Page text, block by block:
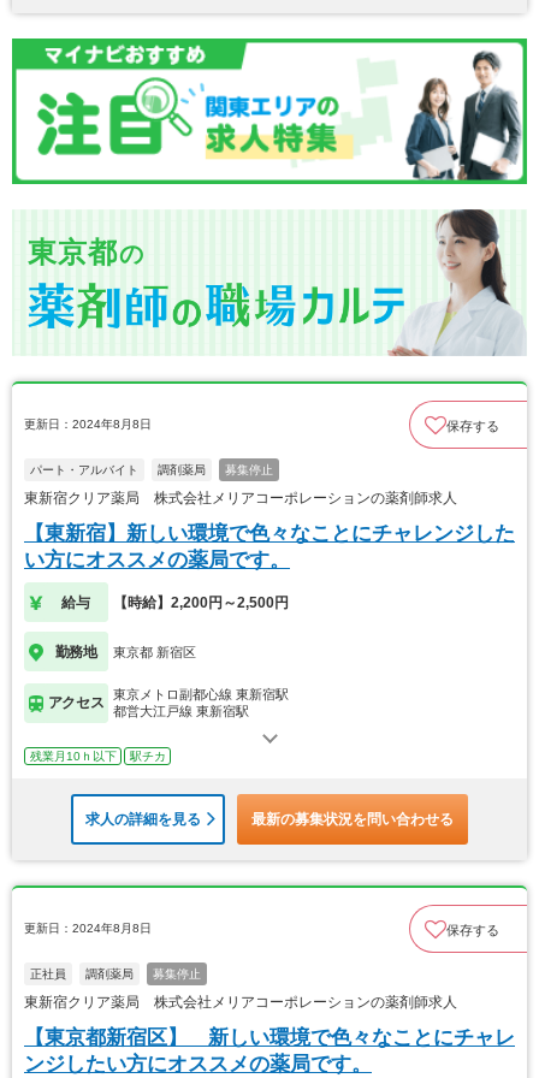
東京都の
更新日：2024年8月8日 保存する
パート・アルバイト 調剤薬局 募集停止
東新宿クリア薬局 株式会社メリアコーポレーションの薬剤師求人
【東新宿】新しい環境で色々なことにチャレンジした
い方にオススメの薬局です。
給与 【時給】2,200円～2,500円
勤務地 東京都 新宿区
アクセス
東京メトロ副都心線 東新宿駅
都営大江戸線 東新宿駅
残業月10ｈ以下 駅チカ
求人の詳細を見る 最新の募集状況を問い合わせる
更新日：2024年8月8日 保存する
正社員 調剤薬局 募集停止
東新宿クリア薬局 株式会社メリアコーポレーションの薬剤師求人
【東京都新宿区】 新しい環境で色々なことにチャレ
ンジしたい方にオススメの薬局です。